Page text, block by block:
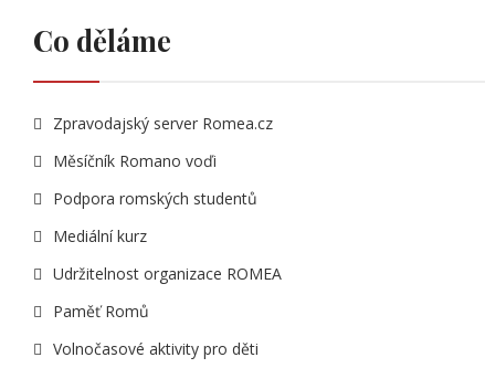
Co děláme
Zpravodajský server Romea.cz
Měsíčník Romano voďi
Podpora romských studentů
Mediální kurz
Udržitelnost organizace ROMEA
Paměť Romů
Volnočasové aktivity pro děti